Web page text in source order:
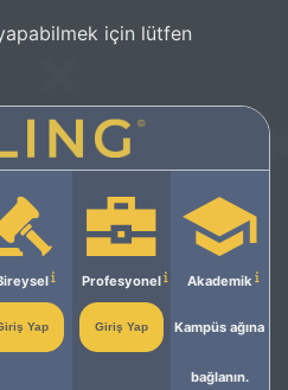
için lütfen
Yap
Profesyonel
Giriş Yap
Akademik
Kampüs ağına
bağlanın.